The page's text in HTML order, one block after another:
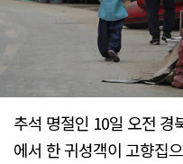
추석 명절인 10일 오전 경
에서 한 귀성객이 고향집